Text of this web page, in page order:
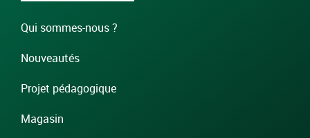
Qui sommes-nous ?
Nouveautés
Projet pédagogique
Magasin